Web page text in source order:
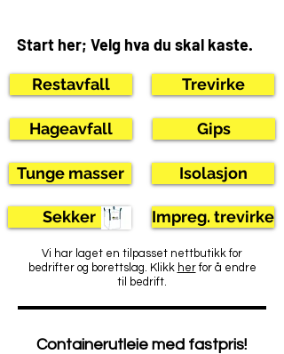
Start her; Velg hva du skal kaste.
Restavfall Trevirke
Hageavfall Gips
Tunge masser Isolasjon
Sekker Impreg. trevirke
Vi har laget en tilpasset nettbutikk for
bedrifter og borettslag. Klikk herfor å endre
til bedrift.
Containerutleie med fastpris!